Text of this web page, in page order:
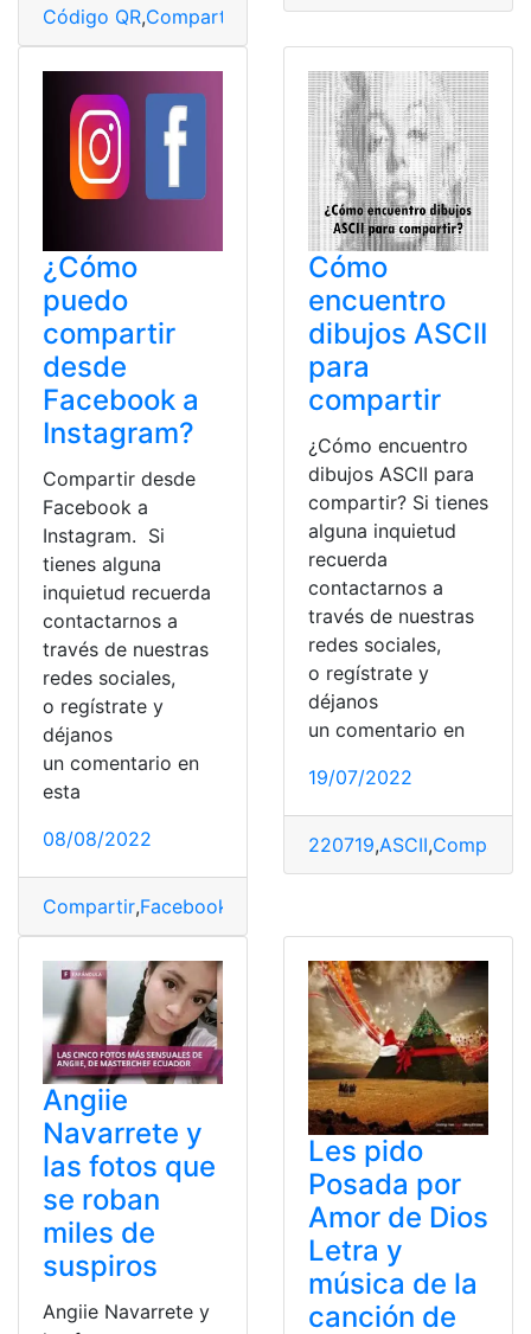
Código QR,Compartir Instagram,Publicaciones,Reel
¿Cómo
puedo
compartir
desde
Facebook a
Instagram?
Compartir desde
Facebook a
Instagram. Si
tienes alguna
inquietud recuerda
contactarnos a
través de nuestras
redes sociales,
o regístrate y
déjanos
un comentario en
esta
08/08/2022
Compartir,Facebook
Cómo
encuentro
dibujos ASCII
para
compartir
¿Cómo encuentro
dibujos ASCII para
compartir? Si tienes
alguna inquietud
recuerda
contactarnos a
través de nuestras
redes sociales,
o regístrate y
déjanos
un comentario en
19/07/2022
220719,ASCII,Compartir
Angiie
Navarrete y
las fotos que
se roban
miles de
suspiros
Angiie Navarrete y
Les pido
Posada por
Amor de Dios
Letra y
música de la
canción de